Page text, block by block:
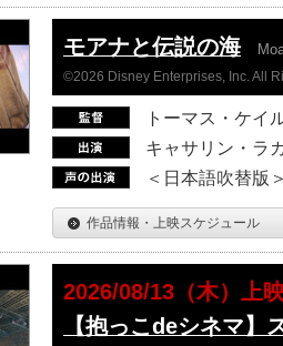
モアナと伝説の海
©2026 Disney Enterprises, Inc. All
トーマス・ケイ
キャサリン・ラ
＜日本語吹替版
作品情報・上映スケジュール
2026/08/13（木）上
【抱っこdeシネマ】